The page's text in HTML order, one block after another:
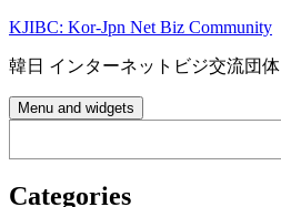
Skip
content
KJIBC: Kor-Jpn Net Biz Community
韓日 インターネットビジ交流団体
Menu and widgets
Categories